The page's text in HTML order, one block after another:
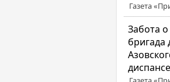
Газета
Забота
бригада